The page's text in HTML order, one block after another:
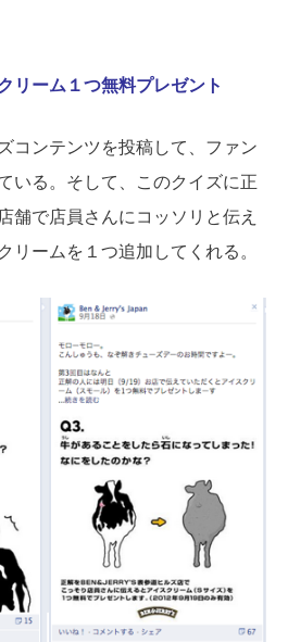
リーム１つ無料プレゼント
コンテンツを投稿して、ファン
いる。そして、このクイズに正
舗で店員さんにコッソリと伝え
リームを１つ追加してくれる。